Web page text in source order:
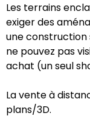
Les terrains
exiger des
une construction
ne pouvez pas
achat (un seul
La vente à
plans/3D.